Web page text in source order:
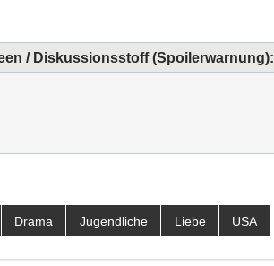
/ Diskussionsstoff (Spoilerwarnung):
Drama Jugendliche Liebe USA